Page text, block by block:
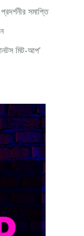
সমাপ্তি
মিট-আপ’